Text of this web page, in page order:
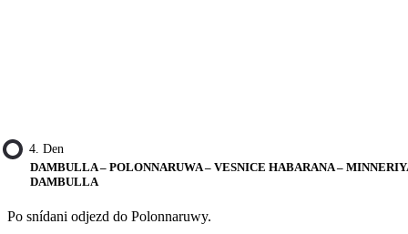
4. Den
DAMBULLA – POLONNARUWA – VESNICE HABARANA –
DAMBULLA
Po snídani odjezd do Polonnaruwy.